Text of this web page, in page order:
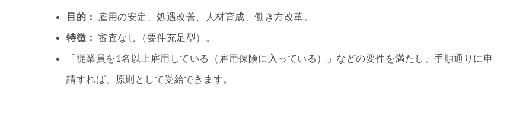
目的：
雇用の安定、処遇改善、人材育成、働き方改革。
特徴： 審査なし（要件充足型）。
「従業員を1名以上雇用している（雇用保険に入っている）」などの要件を満たし、手順通りに申
請すれば、原則として受給できます。